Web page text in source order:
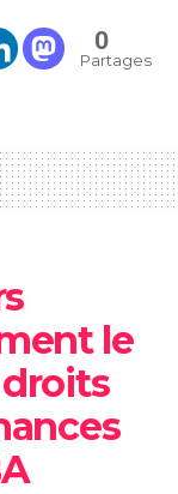
0
Partages
le